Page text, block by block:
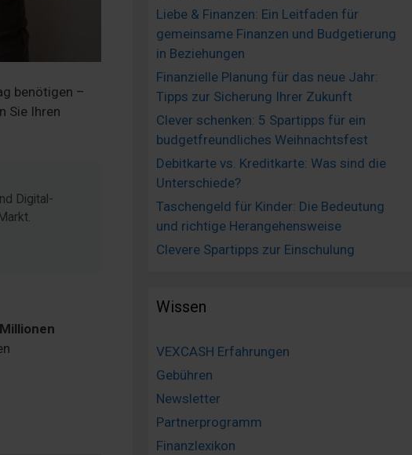
benötigen –
Sie Ihren
Digital-
Liebe & Finanzen: Ein Leitfaden für
gemeinsame Finanzen und Budgetierung
in Beziehungen
Finanzielle Planung für das neue Jahr:
Tipps zur Sicherung Ihrer Zukunft
Clever schenken: 5 Spartipps für ein
budgetfreundliches Weihnachtsfest
Debitkarte vs. Kreditkarte: Was sind die
Unterschiede?
Taschengeld für Kinder: Die Bedeutung
und richtige Herangehensweise
Clevere Spartipps zur Einschulung
Wissen
VEXCASH Erfahrungen
Gebühren
Newsletter
Partnerprogramm
Finanzlexikon